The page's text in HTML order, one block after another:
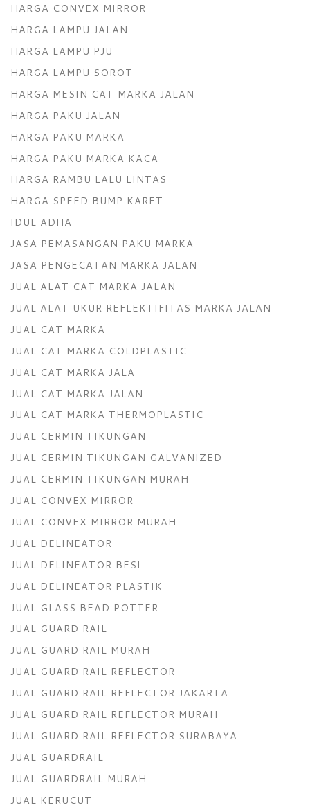
HARGA CONVEX MIRROR
HARGA LAMPU JALAN
HARGA LAMPU PJU
HARGA LAMPU SOROT
HARGA MESIN CAT MARKA JALAN
HARGA PAKU JALAN
HARGA PAKU MARKA
HARGA PAKU MARKA KACA
HARGA RAMBU LALU LINTAS
HARGA SPEED BUMP KARET
IDUL ADHA
JASA PEMASANGAN PAKU MARKA
JASA PENGECATAN MARKA JALAN
JUAL ALAT CAT MARKA JALAN
JUAL ALAT UKUR REFLEKTIFITAS MARKA JALAN
JUAL CAT MARKA
JUAL CAT MARKA COLDPLASTIC
JUAL CAT MARKA JALA
JUAL CAT MARKA JALAN
JUAL CAT MARKA THERMOPLASTIC
JUAL CERMIN TIKUNGAN
JUAL CERMIN TIKUNGAN GALVANIZED
JUAL CERMIN TIKUNGAN MURAH
JUAL CONVEX MIRROR
JUAL CONVEX MIRROR MURAH
JUAL DELINEATOR
JUAL DELINEATOR BESI
JUAL DELINEATOR PLASTIK
JUAL GLASS BEAD POTTER
JUAL GUARD RAIL
JUAL GUARD RAIL MURAH
JUAL GUARD RAIL REFLECTOR
JUAL GUARD RAIL REFLECTOR JAKARTA
JUAL GUARD RAIL REFLECTOR MURAH
JUAL GUARD RAIL REFLECTOR SURABAYA
JUAL GUARDRAIL
JUAL GUARDRAIL MURAH
JUAL KERUCUT